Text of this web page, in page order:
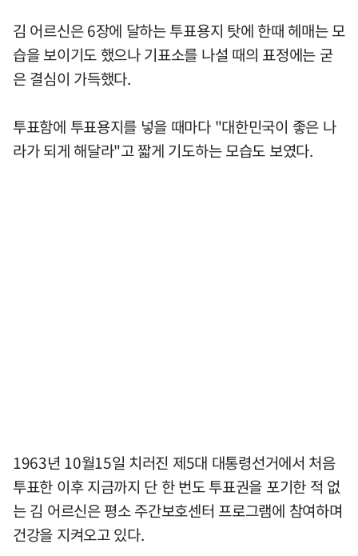
김 어르신은 6장에 달하는 투표용지 탓에 한때 헤매는 모
습을 보이기도 했으나 기표소를 나설 때의 표정에는 굳
은 결심이 가득했다.
투표함에 투표용지를 넣을 때마다 "대한민국이 좋은 나
라가 되게 해달라"고 짧게 기도하는 모습도 보였다.
1963년 10월15일 치러진 제5대 대통령선거에서 처음
투표한 이후 지금까지 단 한 번도 투표권을 포기한 적 없
는 김 어르신은 평소 주간보호센터 프로그램에 참여하며
건강을 지켜오고 있다.